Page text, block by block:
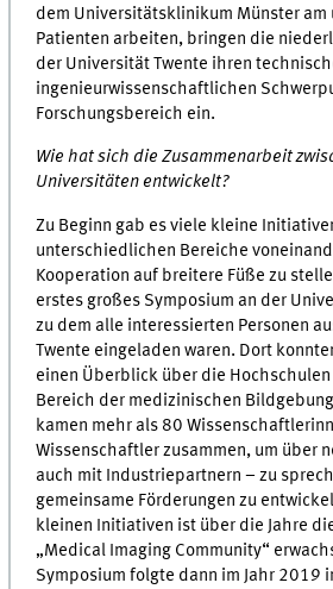
dem Universitätsklinikum Münster am
Patienten arbeiten, bringen die
der Universität Twente ihren
ingenieurwissenschaftlichen
Forschungsbereich ein.
Wie hat sich die Zusammenarbeit
Universitäten entwickelt?
Zu Beginn gab es viele kleine
unterschiedlichen Bereiche
Kooperation auf breitere Füße zu
erstes großes Symposium an der
zu dem alle interessierten Personen
Twente eingeladen waren. Dort
einen Überblick über die
Bereich der medizinischen
kamen mehr als 80
Wissenschaftler zusammen, um über
auch mit Industriepartnern – zu
gemeinsame Förderungen zu
kleinen Initiativen ist über die Jahre
„Medical Imaging Community“
Symposium folgte dann im Jahr 2019